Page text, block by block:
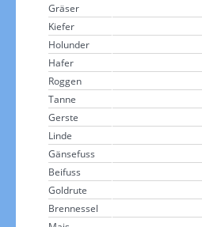
Gräser
Kiefer
Holunder
Hafer
Roggen
Tanne
Gerste
Linde
Gänsefuss
Beifuss
Goldrute
Brennessel